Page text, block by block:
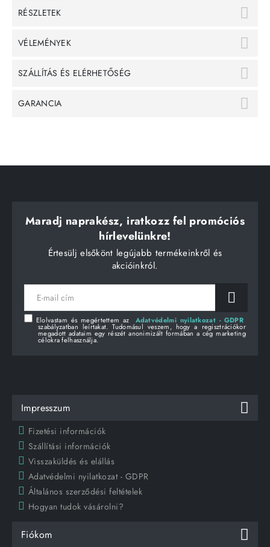
RÉSZLETEK
VÉLEMÉNYEK
SZÁLLÍTÁS ÉS ELÉRHETŐSÉG
GARANCIA
Maradj naprakész, iratkozz fel promóciós
hírlevelünkre!
Értesülj elsőkönt legújabb termékeinkről és
akcióinkról.
E-
mail
Elolvastam és megértettem az Adatvédelmi nyilatkozat - GDPR
szabályzatban leírtakat. Tudomásul veszem, hogy a regisztrációkor
megadott adataim egy részét anonimizált formában a cég marketing
célokra felhasználja.
Impresszum
Fizetési információk
Szállítási információk
Visszaküldés és elállás
Adatvédelmi nyilatkozat - GDPR
Általános szerződési feltételek
Hogyan tudok vásárolni?
Fiókom